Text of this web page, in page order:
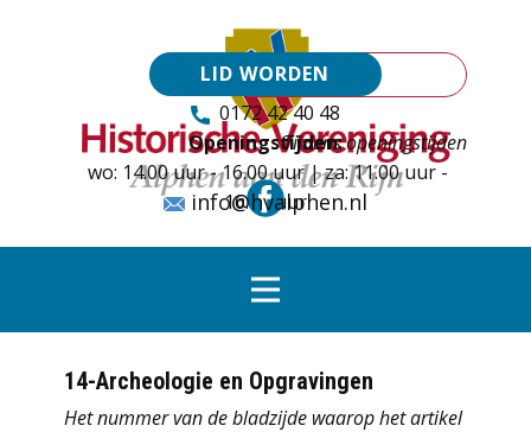
LID WORDEN
0172 42 40 48
Tijdens openingstijden
Openingstijden:
wo: 14.00 uur - 16.00 uur | za: 11.00 uur -
16.00 uur
info@hvalphen.nl
14-Archeologie en Opgravingen
Het nummer van de bladzijde waarop het artikel